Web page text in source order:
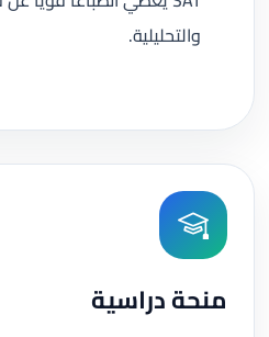
والتحليلية.
منحة دراسية